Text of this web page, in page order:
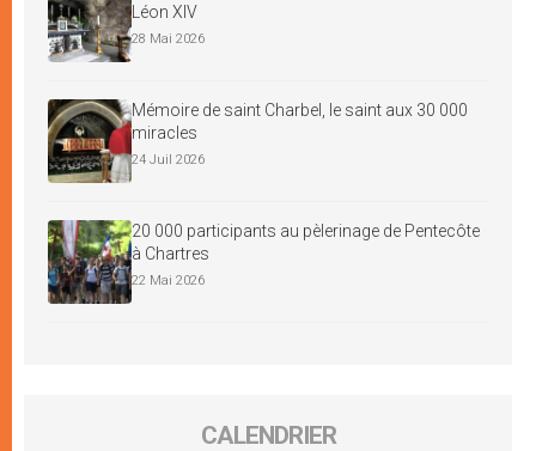
Léon XIV
28 Mai 2026
Mémoire de saint Charbel, le saint aux 30 000
miracles
24 Juil 2026
20 000 participants au pèlerinage de Pentecôte
à Chartres
22 Mai 2026
CALENDRIER